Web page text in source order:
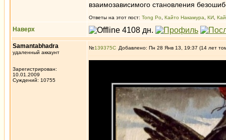
взаимозависимого становления
Ответы на этот пост: Tong Po Кайто Накамура КИ
Наверх
Samantabhadra
удаленный аккаунт
Зарегистрирован:
10.01.2009
Суждений: 10755
№139375 Добавлено: Пн 28 Янв 13, 19:37 (14 лет